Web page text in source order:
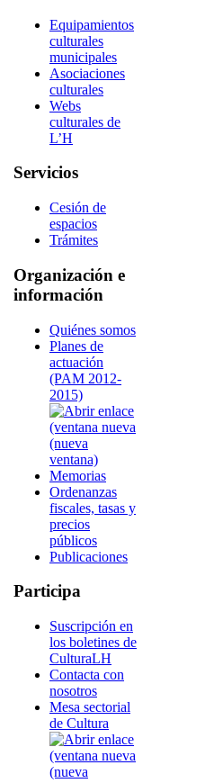
Equipamientos
culturales
municipales
Asociaciones
culturales
Webs
culturales de
L’H
Servicios
Cesión de
espacios
Trámites
Organización e
información
Quiénes somos
Planes de
actuación
(PAM 2012-
2015)
Memorias
Ordenanzas
fiscales, tasas y
precios
públicos
Publicaciones
Participa
Suscripción en
los boletines de
CulturaLH
Contacta con
nosotros
Mesa sectorial
de Cultura